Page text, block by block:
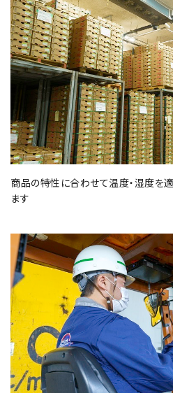
商品の特性に合わせて温度・湿度を
ます